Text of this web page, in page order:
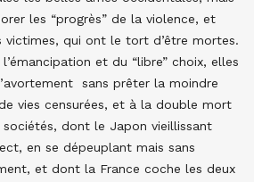
les “progrès” de la violence, et
victimes, qui ont le tort d’être mortes.
et du “libre” choix, elles
sans prêter la moindre
vies censurées, et à la double mort
sociétés, dont le Japon vieillissant
en se dépeuplant mais sans
et dont la France coche les deux